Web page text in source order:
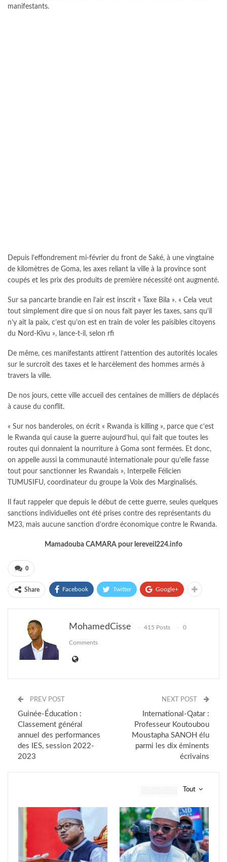
manifestants.
Depuis l’effondrement mi-février du front de Saké, à une vingtaine
de kilomètres de Goma, les axes reliant la ville à la province sont
coupés et les prix des produits de première nécessité ont augmenté.
Sur sa pancarte brandie en l’air est inscrit « Taxe Bila ». « Cela veut
tout simplement dire que si on nous fait payer les taxes, sans qu’il
n’y ait la paix, c’est qu’on est en train de voler les paisibles citoyens
du Nord-Kivu », lance-t-il, selon rfi
De même, ces manifestants attirent l’attention des autorités locales
sur le surcroît des taxes et le harcèlement des hommes armés à
travers la ville.
De nos jours, cette ville accueil des centaines de milliers de déplacés
à cause du conflit.
« Sur nos banderoles, on écrit « Rwanda is killing », parce que c’est
le Rwanda qui cause la guerre aujourd’hui, qui fait que toutes les
routes qui donnaient la nourriture à Goma sont fermées. Et donc,
on appelle aussi la communauté internationale pour qu’elle fasse
tout pour sanctionner les Rwandais », Interpelle Félicien
TUMUSIFU, coordinateur du groupe la Voix des Marginalisés.
Il faut rappeler que depuis le début de cette guerre, seules quelques
sanctions individuelles ont été prises contre des représentants du
M23, mais aucune sanction d’ordre économique contre le Rwanda.
Mamadouba CAMARA pour lereveil224.info
0
Share Facebook Twitter Google+
MohamedCisse 415 Posts 0
Comments
PREV POST
Guinée-Éducation :
Classement général
annuel des performances
des IES, session 2022-
2023
NEXT POST
International-Qatar :
Professeur Koutoubou
Moustapha SANOH élu
parmi les dix éminents
écrivains
Tout